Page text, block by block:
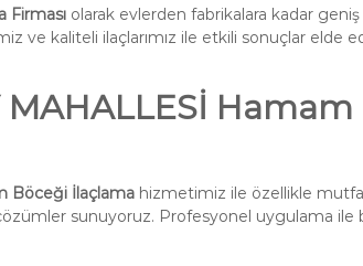
Firması olarak evlerden fabrikalara kadar geniş
ve kaliteli ilaçlarımız ile etkili sonuçlar elde
MAHALLESİ
Böceği İlaçlama hizmetimiz ile özellikle
sunuyoruz. Profesyonel uygulama